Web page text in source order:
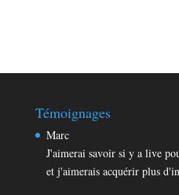
Témoignages
Marc
J'aimerai savoir si y a live
et j'aimerais acquérir plus